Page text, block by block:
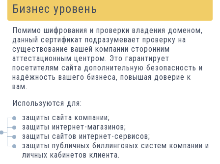
Бизнес уровень
Помимо шифрования и проверки владения доменом,
данный сертификат подразумевает проверку на
существование вашей компании сторонним
аттестационным центром. Это гарантирует
посетителям сайта дополнительную безопасность и
надёжность вашего бизнеса, повышая доверие к
вам.
Используются для:
защиты сайта компании;
защиты интернет-магазинов;
защиты сайтов интернет-сервисов;
защиты публичных биллинговых систем компании и
личных кабинетов клиента.